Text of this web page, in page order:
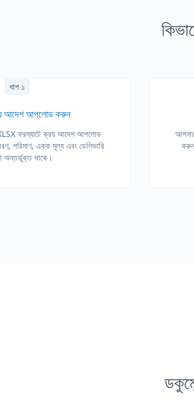
ধাপ ১
আদেশ আপলোড করুন
ফরম্যাটে ক্রয় আদেশ আপলোড
পরিমাণ, একক মূল্য এবং ডেলিভারি
অন্তর্ভুক্ত থাকে।